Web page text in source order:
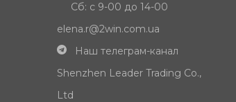
Сб: с 9-00 до 14-00
elena.r@2win.com.ua
Наш телеграм-канал
Shenzhen Leader Trading Co.,
Ltd